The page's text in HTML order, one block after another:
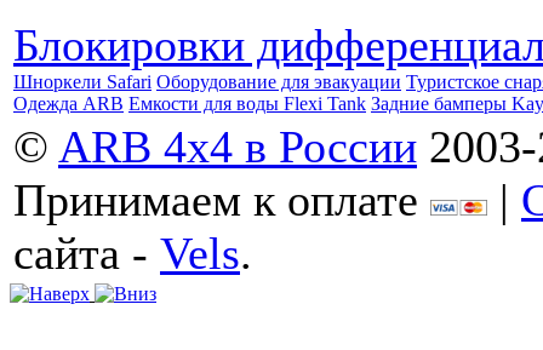
Блокировки
Шноркели Safari Оборудование для эвакуации Туристское
Одежда ARB Емкости для воды Flexi Tank Задние бамперы
© ARB 4x4 в России
Принимаем к оплате
|
сайта - Vels.